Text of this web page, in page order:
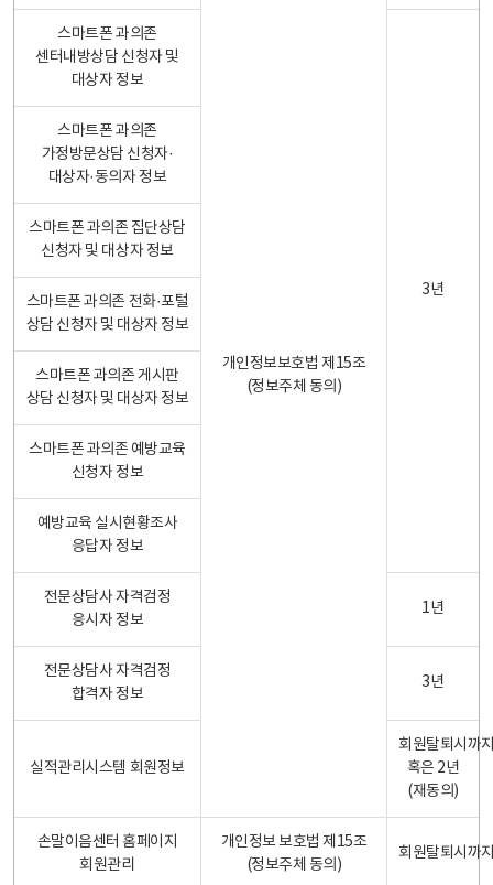
개인정보보호법 제15조
(정보주체 동의)
스마트폰 과의존
센터내방상담 신청자 및
대상자 정보
3년
스마트폰 과의존
가정방문상담 신청자·
대상자·동의자 정보
스마트폰 과의존 집단상담
신청자 및 대상자 정보
스마트폰 과의존 전화·포털
상담 신청자 및 대상자 정보
스마트폰 과의존 게시판
상담 신청자 및 대상자 정보
스마트폰 과의존 예방교육
신청자 정보
예방교육 실시현황조사
응답자 정보
전문상담사 자격검정
응시자 정보
1년
전문상담사 자격검정
합격자 정보
3년
실적관리시스템 회원정보
회원탈퇴시까
혹은 2년
(재동의)
손말이음센터 홈페이지
회원관리
개인정보 보호법 제15조
(정보주체 동의)
회원탈퇴시까